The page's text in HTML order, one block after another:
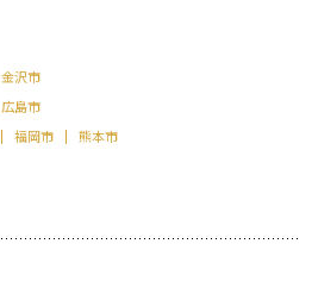
金沢市
広島市
福岡市 熊本市